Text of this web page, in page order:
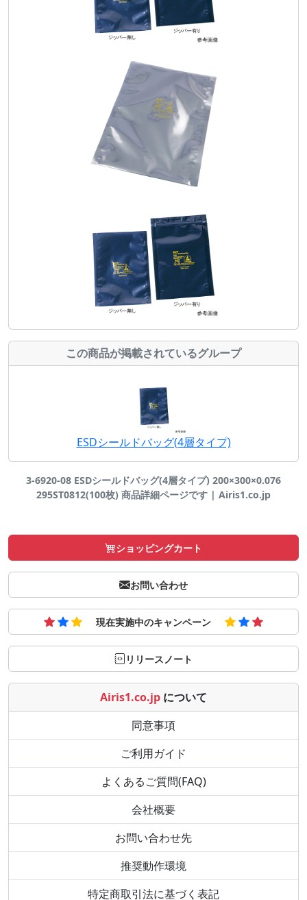
この商品が掲載されているグループ
ESDシールドバッグ(4層タイプ)
3-6920-08 ESDシールドバッグ(4層タイプ) 200×300×0.076
295ST0812(100枚) 商品詳細ページです | Airis1.co.jp
ショッピングカート
お問い合わせ
現在実施中のキャンペーン
リリースノート
Airis1.co.jp について
同意事項
ご利用ガイド
よくあるご質問(FAQ)
会社概要
お問い合わせ先
推奨動作環境
特定商取引法に基づく表記